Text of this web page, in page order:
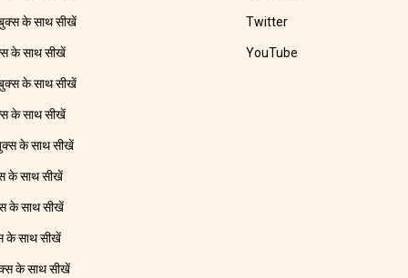
के साथ सीखें
के साथ सीखें
के साथ सीखें
के साथ सीखें
के साथ सीखें
के साथ सीखें
के साथ सीखें
के साथ सीखें
के साथ सीखें
Twitter
YouTube